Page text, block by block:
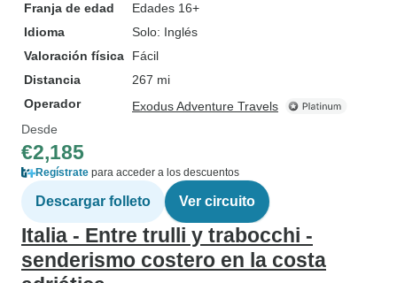
Franja de edad
Edades 16+
Idioma
Solo: Inglés
Valoración física
Fácil
Distancia
267 mi
Operador
Exodus Adventure Travels
Desde
€2,185
Regístrate para acceder a los descuentos
Descargar folleto Ver circuito
Italia - Entre trulli y trabocchi -
senderismo costero en la costa